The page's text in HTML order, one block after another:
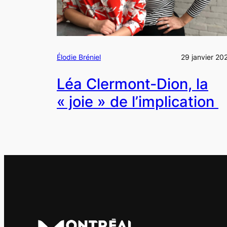
Élodie Bréniel 29 janvier
Léa Clermont-Dion, la
« joie » de l’implication